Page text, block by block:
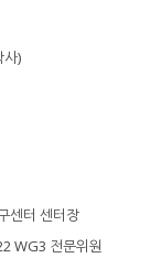
사)
센터 센터장
WG3 전문위원